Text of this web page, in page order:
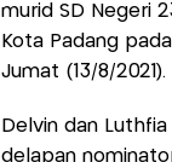
murid SD Negeri
Kota Padang
Jumat (13/8/2021).
Delvin dan
delapan